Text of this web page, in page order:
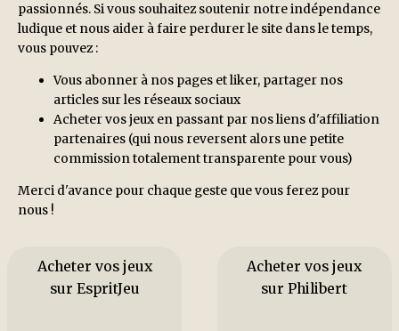
passionnés. Si vous souhaitez soutenir notre indépendance
ludique et nous aider à faire perdurer le site dans le temps,
vous pouvez :
Vous abonner à nos pages et liker, partager nos
articles sur les réseaux sociaux
Acheter vos jeux en passant par nos liens d'affiliation
partenaires (qui nous reversent alors une petite
commission totalement transparente pour vous)
Merci d'avance pour chaque geste que vous ferez pour
nous !
Acheter vos jeux
sur EspritJeu
Acheter vos jeux
sur Philibert